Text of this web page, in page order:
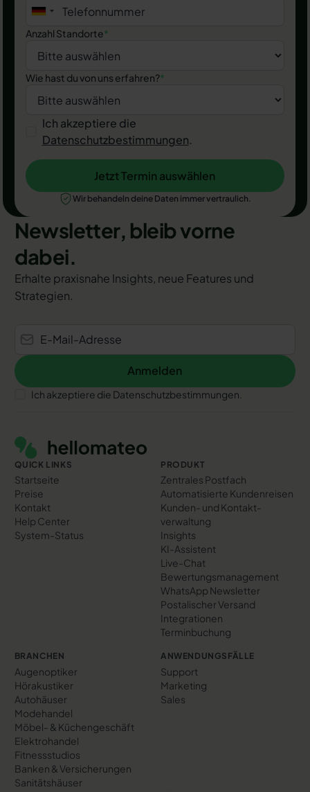
Anzahl Standorte*
Wie hast du von uns erfahren?*
Ich akzeptiere die
Datenschutzbestimmungen.
Jetzt Termin auswählen
Jetzt Termin auswählen
Wir behandeln deine Daten immer vertraulich.
Newsletter, bleib vorne
dabei.
Erhalte praxisnahe Insights, neue Features und
Strategien.
Anmelden
Anmelden
Ich akzeptiere die Datenschutzbestimmungen.
QUICK LINKS
Startseite
Preise
Kontakt
Help Center
System-Status
PRODUKT
Zentrales Postfach
Automatisierte Kundenreisen
Kunden- und Kontakt­
verwaltung
Insights
KI-Assistent
Live-Chat
Bewertungs­management
WhatsApp Newsletter
Postalischer Versand
Integrationen
Terminbuchung
BRANCHEN
Augenoptiker
Hörakustiker
Autohäuser
Modehandel
Möbel- & Küchengeschäft
Elektrohandel
Fitnessstudios
Banken & Versicherungen
Sanitätshäuser
ANWENDUNGSFÄLLE
Support
Marketing
Sales